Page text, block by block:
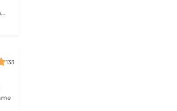
Attention: - Online bookings must be made at least 24 hours in advance. - If you would like to book a massage at short notice (less than 24 hours in advance), please call +49 173 390 20 62. - If you have to cancel the massage, we kindly ask you to do so at least 24 hours in advance, otherwise we will have to charge 70% of the price of the massage. - Employees and times can be adjusted if necessary, after consultation with you. Your body is massaged with a skin-friendly alkaline oil, the muscles relaxes and blockages are released. Then parts of the body are treated with a vacuum massage technique. This stimulates the body parts with a pulsating negative pressure to deacidify and excrete toxins.
133